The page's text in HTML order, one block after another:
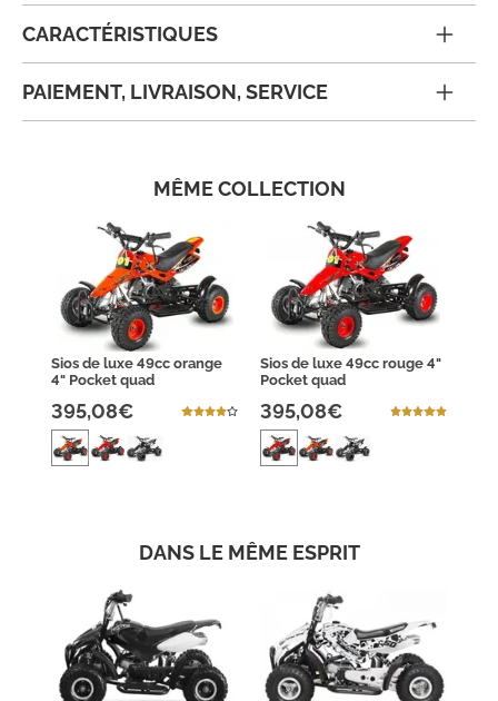
CARACTÉRISTIQUES
PAIEMENT, LIVRAISON, SERVICE
MÊME COLLECTION
Sios de luxe 49cc orange
4" Pocket quad
395,08€
Sios de luxe 49cc rouge 4"
Pocket quad
395,08€
DANS LE MÊME ESPRIT